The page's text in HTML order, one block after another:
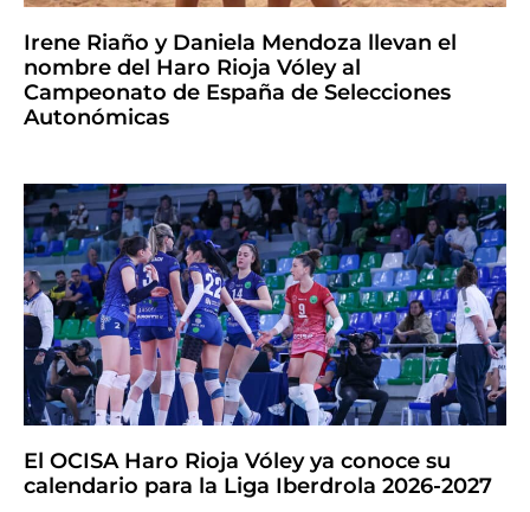
Irene Riaño y Daniela Mendoza llevan el
nombre del Haro Rioja Vóley al
Campeonato de España de Selecciones
Autonómicas
El OCISA Haro Rioja Vóley ya conoce su
calendario para la Liga Iberdrola 2026-2027